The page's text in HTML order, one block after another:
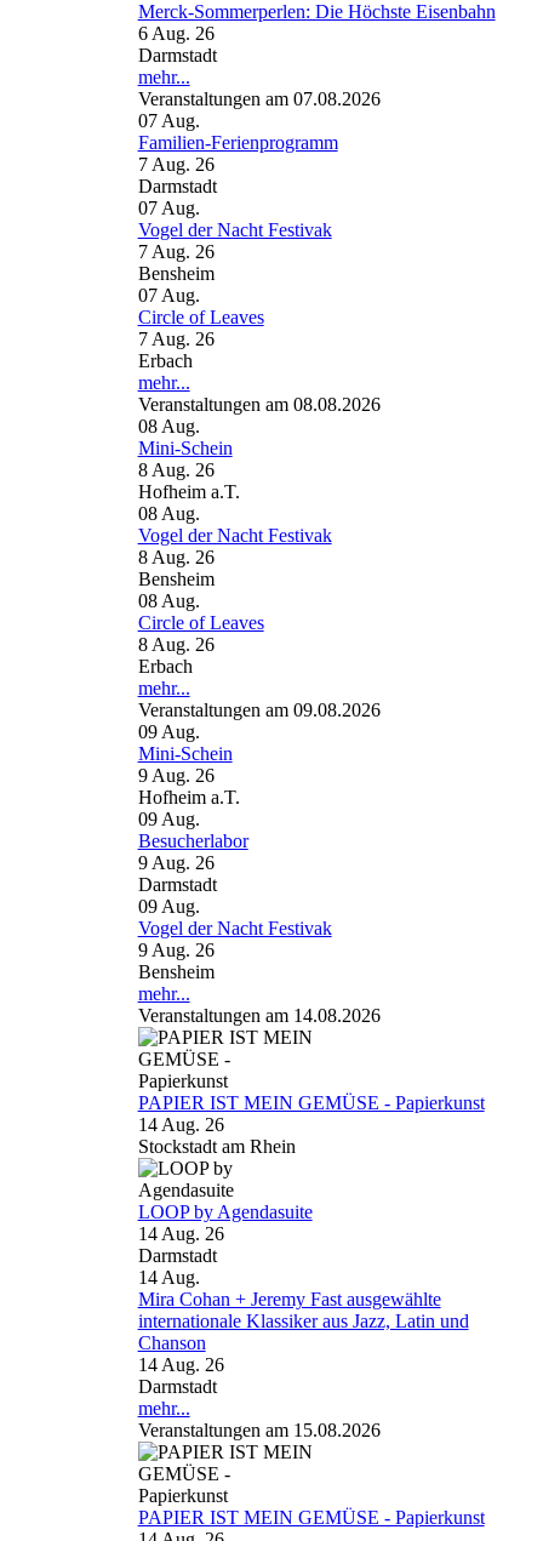
Merck-Sommerperlen: Die Höchste Eisenbahn
6 Aug. 26
Darmstadt
mehr...
Veranstaltungen am 07.08.2026
07 Aug.
Familien-Ferienprogramm
7 Aug. 26
Darmstadt
07 Aug.
Vogel der Nacht Festivak
7 Aug. 26
Bensheim
07 Aug.
Circle of Leaves
7 Aug. 26
Erbach
mehr...
Veranstaltungen am 08.08.2026
08 Aug.
Mini-Schein
8 Aug. 26
Hofheim a.T.
08 Aug.
Vogel der Nacht Festivak
8 Aug. 26
Bensheim
08 Aug.
Circle of Leaves
8 Aug. 26
Erbach
mehr...
Veranstaltungen am 09.08.2026
09 Aug.
Mini-Schein
9 Aug. 26
Hofheim a.T.
09 Aug.
Besucherlabor
9 Aug. 26
Darmstadt
09 Aug.
Vogel der Nacht Festivak
9 Aug. 26
Bensheim
mehr...
Veranstaltungen am 14.08.2026
PAPIER IST MEIN GEMÜSE - Papierkunst
14 Aug. 26
Stockstadt am Rhein
LOOP by Agendasuite
14 Aug. 26
Darmstadt
14 Aug.
Mira Cohan + Jeremy Fast ausgewählte
internationale Klassiker aus Jazz, Latin und
Chanson
14 Aug. 26
Darmstadt
mehr...
Veranstaltungen am 15.08.2026
PAPIER IST MEIN GEMÜSE - Papierkunst